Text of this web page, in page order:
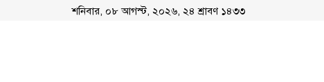
শনিবার, ০৮ আগস্ট, ২০২৬, ২৪ শ্রাবণ ১৪৩৩